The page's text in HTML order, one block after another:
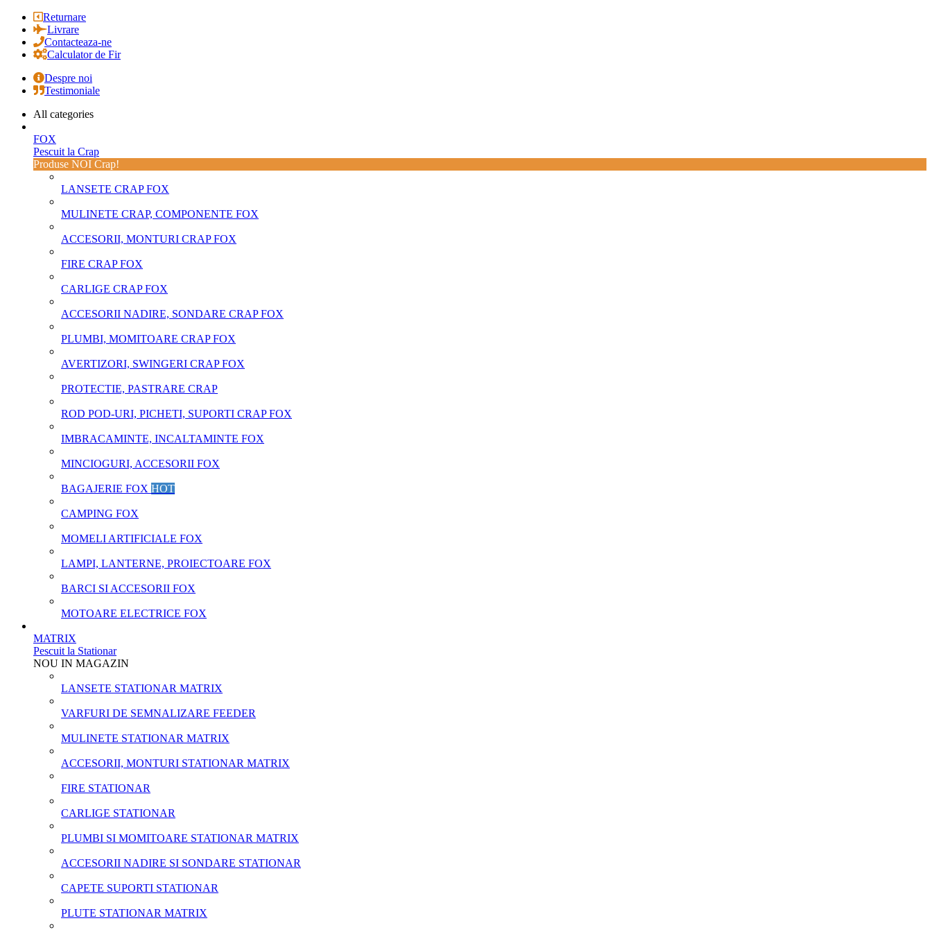
Returnare
Livrare
Contacteaza-ne
Calculator de Fir
Despre noi
Testimoniale
All categories
FOX
Pescuit la Crap
Produse NOI Crap!
LANSETE CRAP FOX
MULINETE CRAP, COMPONENTE FOX
ACCESORII, MONTURI CRAP FOX
FIRE CRAP FOX
CARLIGE CRAP FOX
ACCESORII NADIRE, SONDARE CRAP FOX
PLUMBI, MOMITOARE CRAP FOX
AVERTIZORI, SWINGERI CRAP FOX
PROTECTIE, PASTRARE CRAP
ROD POD-URI, PICHETI, SUPORTI CRAP FOX
IMBRACAMINTE, INCALTAMINTE FOX
MINCIOGURI, ACCESORII FOX
BAGAJERIE FOX HOT
CAMPING FOX
MOMELI ARTIFICIALE FOX
LAMPI, LANTERNE, PROIECTOARE FOX
BARCI SI ACCESORII FOX
MOTOARE ELECTRICE FOX
MATRIX
Pescuit la Stationar
NOU IN MAGAZIN
LANSETE STATIONAR MATRIX
VARFURI DE SEMNALIZARE FEEDER
MULINETE STATIONAR MATRIX
ACCESORII, MONTURI STATIONAR MATRIX
FIRE STATIONAR
CARLIGE STATIONAR
PLUMBI SI MOMITOARE STATIONAR MATRIX
ACCESORII NADIRE SI SONDARE STATIONAR
CAPETE SUPORTI STATIONAR
PLUTE STATIONAR MATRIX